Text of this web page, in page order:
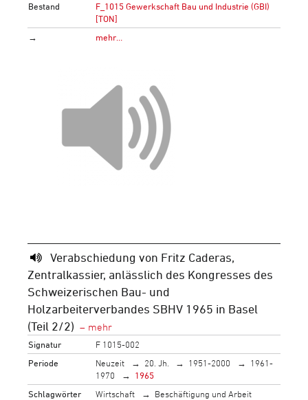
Bestand
F_1015 Gewerkschaft Bau und Industrie (GBI)
[TON]
→
mehr…
Verabschiedung von Fritz Caderas,
Zentralkassier, anlässlich des Kongresses des
Schweizerischen Bau- und
Holzarbeiterverbandes SBHV 1965 in Basel
(Teil 2/2)
Signatur
F 1015-002
Periode
Neuzeit 20. Jh. 1951-2000
1961-
1970
1965
Schlagwörter
Wirtschaft
Beschäftigung und Arbeit